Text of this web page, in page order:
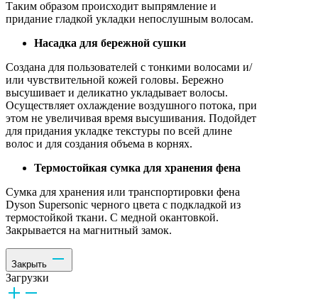
Таким образом происходит выпрямление и
придание гладкой укладки непослушным волосам.
Насадка для бережной сушки
Создана для пользователей с тонкими волосами и/
или чувствительной кожей головы. Бережно
высушивает и деликатно укладывает волосы.
Осуществляет охлаждение воздушного потока, при
этом не увеличивая время высушивания. Подойдет
для придания укладке текстуры по всей длине
волос и для создания объема в корнях.
Термостойкая сумка для хранения фена
Сумка для хранения или транспортировки фена
Dyson Supersonic черного цвета с подкладкой из
термостойкой ткани. С медной окантовкой.
Закрывается на магнитный замок.
Закрыть
Загрузки